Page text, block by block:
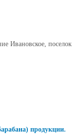
Ивановское, поселок
продукции.